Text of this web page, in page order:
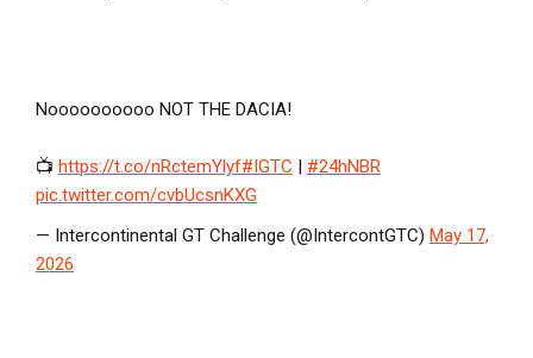
Noooooooooo NOT THE DACIA!
📺 https://t.co/nRctemYlyf#IGTC | #24hNBR
pic.twitter.com/cvbUcsnKXG
— Intercontinental GT Challenge (@IntercontGTC) May 17,
2026